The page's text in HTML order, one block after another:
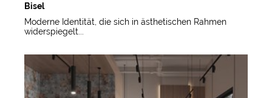
Bisel
Moderne Identität, die sich in ästhetischen Rahmen
widerspiegelt...